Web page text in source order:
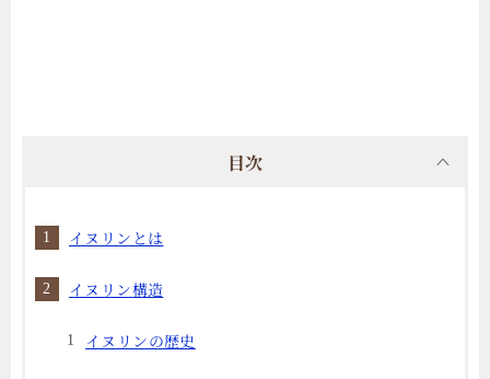
目次
イヌリンとは
イヌリン構造
イヌリンの歴史